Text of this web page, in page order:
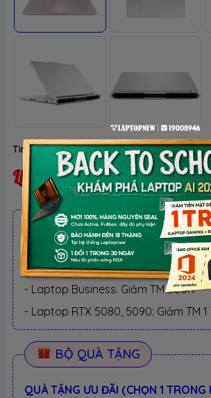
Tình trạng:Liên hệ
Liên hệ
ƯU ĐÃI TỐT NHẤT TRONG
BACK TO SCHOOL 2026.
Xem chi tiết
- Laptop văn phòng. Giảm TM 300K
- Laptop Business. Giảm TM 500K
- Laptop RTX 5080, 5090: Giảm TM 1
BỘ QUÀ TẶNG
QUÀ TẶNG ƯU ĐÃI (CHỌN 1 TRONG